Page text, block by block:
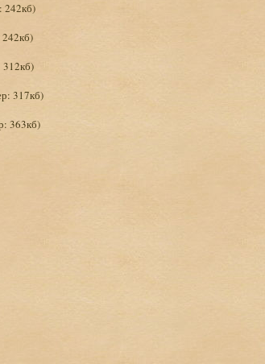
242кб)
242кб)
312кб)
317кб)
363кб)